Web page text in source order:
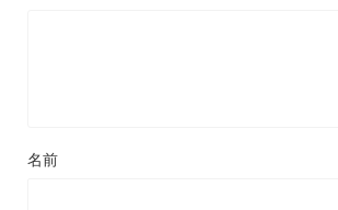
名前